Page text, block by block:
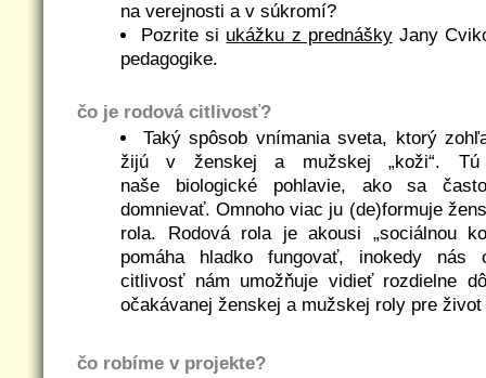
na verejnosti a v súkromí?
Pozrite si ukážku z prednáškyJany
pedagogike.
čo je rodová citlivosť?
Taký spôsob vnímania sveta, ktorý
žijú v ženskej a mužskej „koži“.
naše biologické pohlavie, ako sa
domnievať. Omnoho viac ju (de)formuje
rola. Rodová rola je akousi „sociálnou
pomáha hladko fungovať, inokedy nás
citlivosť nám umožňuje vidieť rozdielne
očakávanej ženskej a mužskej roly pre
čo robíme v projekte?